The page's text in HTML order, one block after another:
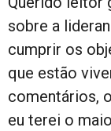
sobre a
cumprir os
que estão
comentários,
eu terei o